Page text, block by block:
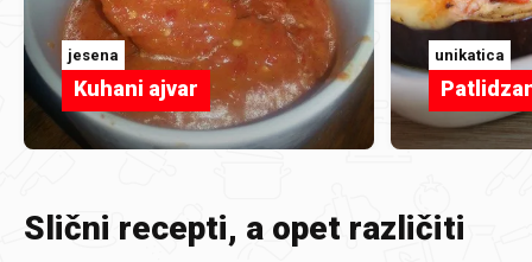
jesena
Kuhani ajvar
unikatica
Slični recepti, a opet različiti